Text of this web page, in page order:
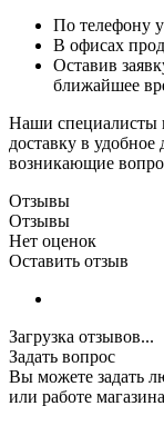
По телефону
В офисах
Оставив
ближайшее
Наши специалисты
доставку в удобное
возникающие
Отзывы
Отзывы
Нет оценок
Оставить отзыв
Загрузка отзывов...
Задать вопрос
Вы можете задать
или работе